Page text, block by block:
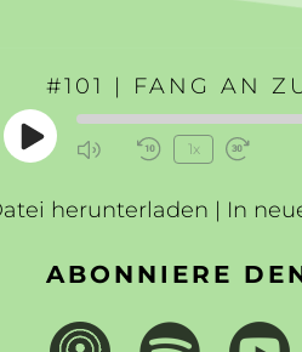
#101 | FANG AN
Play
EpisodeMute/Unmute
Rewind
Seconds
1x
30
herunterladen | In
ABONNIERE